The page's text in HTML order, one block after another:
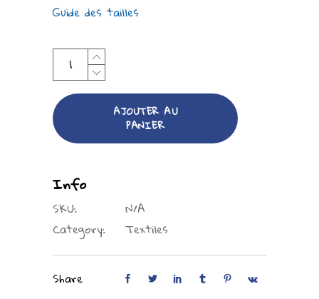
Guide des tailles
AJOUTER AU
PANIER
Info
SKU:
N/A
Category:
Textiles
Share